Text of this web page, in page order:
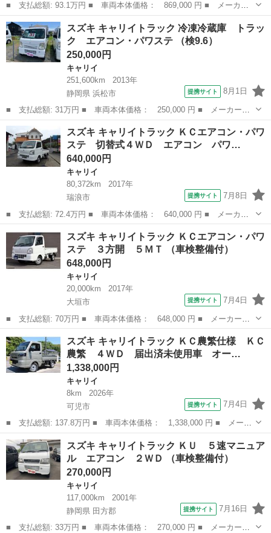
■ 支払総額: 93.1万円 ■ 車両本体価格： 869,000 円 ■ メーカー
名： スズキ ■ 車種名： キャリイトラック ■ グレード名： Ｋ
Ｃエアコン・パワステ 衝突被害軽減システム ＡＭ／ＦＭラジオ
マニュアルエ...
岐阜 岐阜市 キャリイ
スズキ キャリイトラック 冷凍冷蔵庫 トラッ
ク エアコン・パワステ （検9.6）
250,000円
キャリイ
251,600km
2013年
静岡県 浜松市
提携サイト 8月1日
■ 支払総額: 31万円 ■ 車両本体価格： 250,000 円 ■ メーカー
名： スズキ ■ 車種名： キャリイトラック ■ グレード名： 冷
凍冷蔵庫 トラック エアコン・パワステ ■ 排気量： 660cc ■ ド
ア枚数...
静岡 キャリイ
スズキ キャリイトラック ＫＣエアコン・パワ
ステ 切替式４ＷＤ エアコン パワ…
640,000円
キャリイ
80,372km
2017年
瑞浪市
提携サイト 7月8日
■ 支払総額: 72.4万円 ■ 車両本体価格： 640,000 円 ■ メーカー
名： スズキ ■ 車種名： キャリイトラック ■ グレード名： Ｋ
Ｃエアコン・パワステ 切替式４ＷＤ エアコン パワステ ＥＴ
Ｃ 光軸調整ダ...
岐阜 瑞浪市 キャリイ
スズキ キャリイトラック ＫＣエアコン・パワ
ステ ３方開 ５ＭＴ （車検整備付）
648,000円
キャリイ
20,000km
2017年
大垣市
提携サイト 7月4日
■ 支払総額: 70万円 ■ 車両本体価格： 648,000 円 ■ メーカー
名： スズキ ■ 車種名： キャリイトラック ■ グレード名： Ｋ
Ｃエアコン・パワステ ３方開 ５ＭＴ ■ 排気量： 660cc ■ ドア
枚数：...
岐阜 大垣市 キャリイ
スズキ キャリイトラック ＫＣ農繁仕様 ＫＣ
農繁 ４ＷＤ 届出済未使用車 オー…
1,338,000円
キャリイ
8km
2026年
可児市
提携サイト 7月4日
■ 支払総額: 137.8万円 ■ 車両本体価格： 1,338,000 円 ■ メーカ
ー名： スズキ ■ 車種名： キャリイトラック ■ グレード名：
ＫＣ農繁仕様 ＫＣ農繁 ４ＷＤ 届出済未使用車 オートマ ＬＥ
Ｄヘッド...
岐阜 可児市 キャリイ
スズキ キャリイトラック ＫＵ ５速マニュア
ル エアコン ２ＷＤ （車検整備付）
270,000円
キャリイ
117,000km
2001年
静岡県 田方郡
提携サイト 7月16日
■ 支払総額: 33万円 ■ 車両本体価格： 270,000 円 ■ メーカー